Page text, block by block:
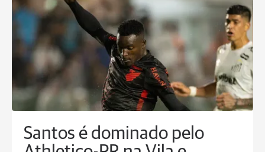
Santos é dominado pelo